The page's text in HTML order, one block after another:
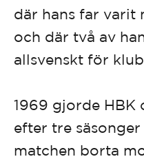
där hans far varit
och där två av
allsvenskt för
1969 gjorde HBK
efter tre
matchen borta